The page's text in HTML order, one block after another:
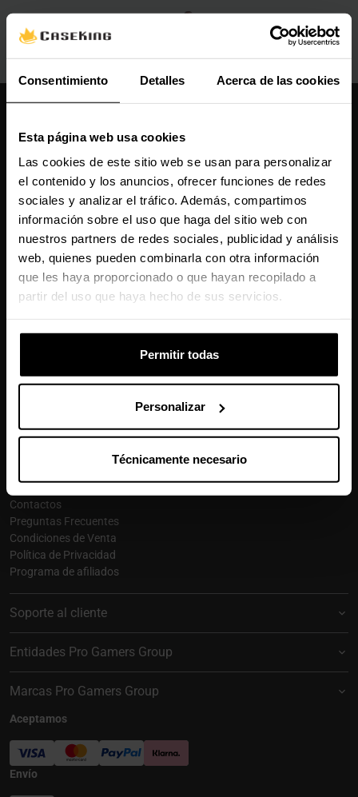
Consentimiento Detalles Acerca de las cookies
Esta página web usa cookies
Las cookies de este sitio web se usan para personalizar
el contenido y los anuncios, ofrecer funciones de redes
sociales y analizar el tráfico. Además, compartimos
información sobre el uso que haga del sitio web con
nuestros partners de redes sociales, publicidad y análisis
web, quienes pueden combinarla con otra información
que les haya proporcionado o que hayan recopilado a
partir del uso que haya hecho de sus servicios.
Permitir todas
Personalizar
Técnicamente necesario
910 626 594
De lunes a viernes, de 10:00 a 13:00 y 14:00 a 18:00
info@caseking.es
Nuestras comunidades
Manténme informado sobre las últimas
noticias, lanzamientos de productos y
promociones.
Suscribirse
Este sitio está protegido por reCAPTCHA y se aplican laPolítica de
Términos del Servicio
Caseking España
Contactos
Preguntas Frecuentes
Condiciones de Venta
Política de Privacidad
Programa de afiliados
Soporte al cliente
Entidades Pro Gamers Group
Marcas Pro Gamers Group
Aceptamos
Envío